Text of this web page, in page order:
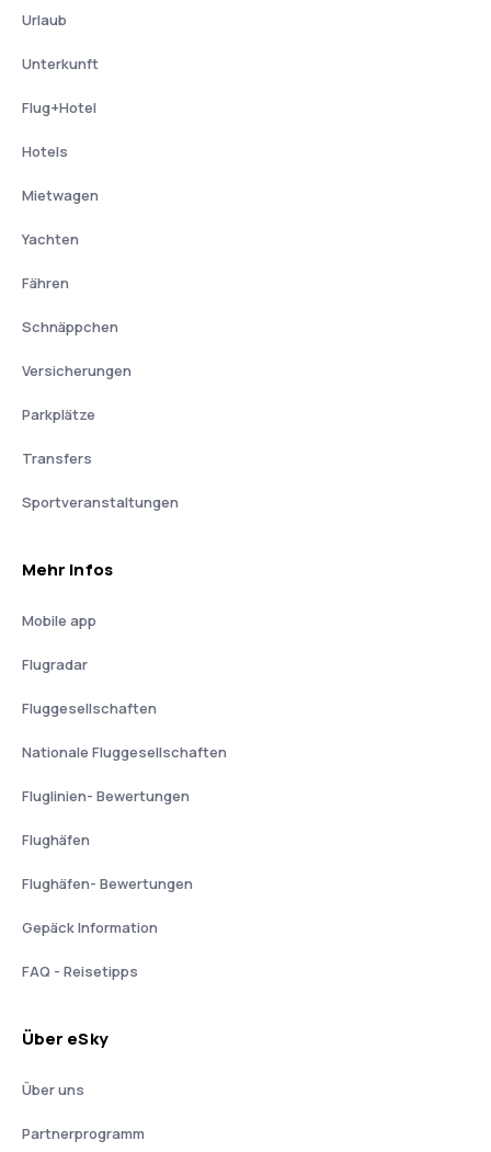
Urlaub
Unterkunft
Flug+Hotel
Hotels
Mietwagen
Yachten
Fähren
Schnäppchen
Versicherungen
Parkplätze
Transfers
Sportveranstaltungen
Mehr Infos
Mobile app
Flugradar
Fluggesellschaften
Nationale Fluggesellschaften
Fluglinien- Bewertungen
Flughäfen
Flughäfen- Bewertungen
Gepäck Information
FAQ - Reisetipps
Über eSky
Über uns
Partnerprogramm